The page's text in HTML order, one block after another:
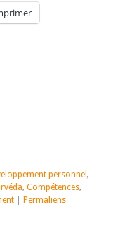
personnel ,
, Compétences,
Permaliens